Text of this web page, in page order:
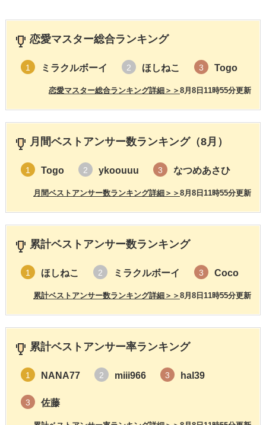
恋愛マスター総合ランキング
1 ミラクルボーイ 2 ほしねこ 3 Togo
8月8日11時55分更新
恋愛マスター総合ランキング詳細＞＞
月間ベストアンサー数ランキング（8月）
1 Togo 2 ykoouuu 3 なつめあさひ
8月8日11時55分更新
月間ベストアンサー数ランキング詳細＞＞
累計ベストアンサー数ランキング
1 ほしねこ 2 ミラクルボーイ 3 Coco
8月8日11時55分更新
累計ベストアンサー数ランキング詳細＞＞
累計ベストアンサー率ランキング
1 NANA77 2 miii966 3 hal39
3 佐藤